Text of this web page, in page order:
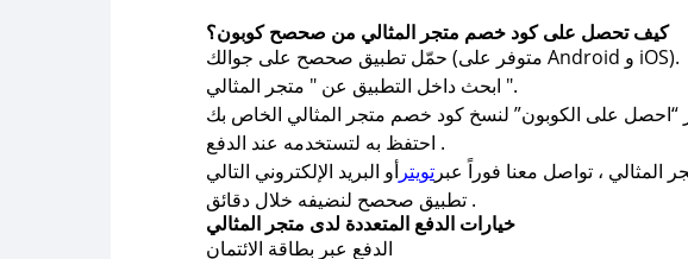
كيف تحصل على كود خصم متجر المثالي من صحصح كوبون؟
حمّل تطبيق صحصح على جوالك (متوفر على Android و iOS).
ابحث داخل التطبيق عن " متجر المثالي ".
احتفظ به لتستخدمه عند الدفع .
، تواصل معنا فوراً عبر تويتر
تطبيق صحصح لنضيفه خلال دقائق .
خيارات الدفع المتعددة لدى متجر المثالي